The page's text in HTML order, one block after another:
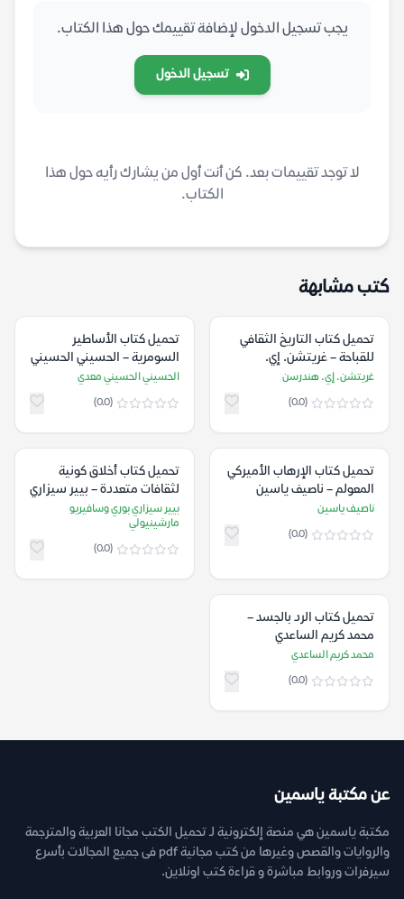
يجب تسجيل الدخول لإضافة تقييمك حول هذا الكتاب.
تسجيل الدخول
لا توجد تقييمات بعد. كن أنت أول من يشارك رأيه حول هذا
الكتاب.
كتب مشابهة
تحميل كتاب التاريخ الثقافي
للقباحة – غريتشن. إي.
هندرسن
غريتشن. إي. هندرسن
(0.0)
تحميل كتاب الأساطير
السومرية – الحسيني الحسيني
معدي
الحسيني الحسيني معدي
(0.0)
تحميل كتاب الإرهاب الأميركي
المعولم – ناصيف ياسين
ناصيف ياسين
(0.0)
تحميل كتاب أخلاق كونية
لثقافات متعددة – بيير سيزاري
بوري وسافيريو مارشينيولي
بيير سيزاري بوري وسافيريو
مارشينيولي
(0.0)
تحميل كتاب الرد بالجسد –
محمد كريم الساعدي
محمد كريم الساعدي
(0.0)
عن مكتبة ياسمين
مكتبة ياسمين هي منصة إلكترونية لـ تحميل الكتب مجانا العربية والمترجمة
والروايات والقصص وغيرها من كتب مجانية pdf فى جميع المجالات بأسرع
سيرفرات وروابط مباشرة و قراءة كتب اونلاين.